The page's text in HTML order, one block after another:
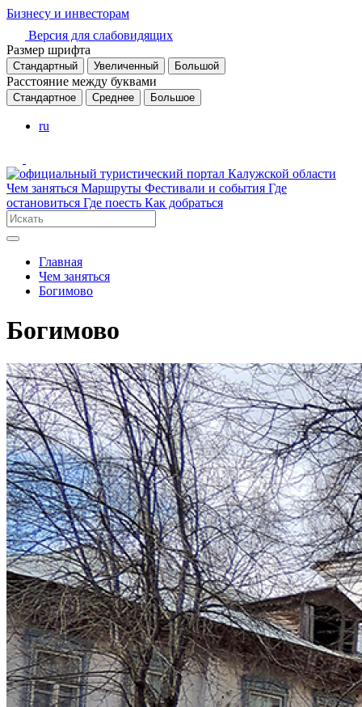
Бизнесу и инвесторам
Версия для слабовидящих
Размер шрифта
Стандартный Увеличенный Большой
Расстояние между буквами
Стандартное Среднее Большое
ru
Чем заняться Маршруты Фестивали и события Где
остановиться Где поесть Как добраться
Главная
Чем заняться
Богимово
Богимово